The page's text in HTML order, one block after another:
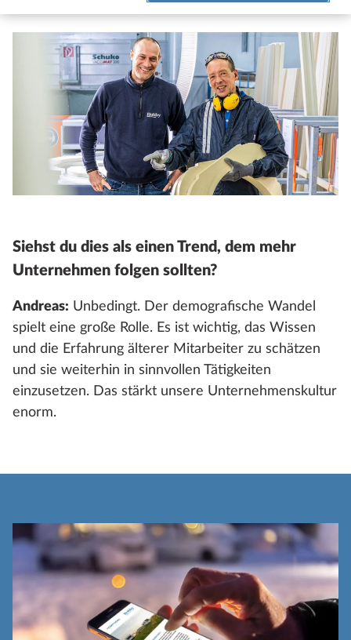
Siehst du dies als einen Trend, dem mehr
Unternehmen folgen sollten?
Andreas: Unbedingt. Der demografische Wandel
spielt eine große Rolle. Es ist wichtig, das Wissen
und die Erfahrung älterer Mitarbeiter zu schätzen
und sie weiterhin in sinnvollen Tätigkeiten
einzusetzen. Das stärkt unsere Unternehmenskultur
enorm.